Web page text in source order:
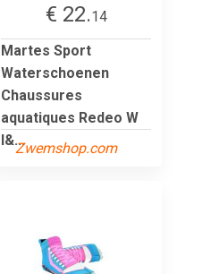
€ 22.14
Martes Sport
Waterschoenen
Chaussures
aquatiques Redeo W
l&...Zwemshop.com